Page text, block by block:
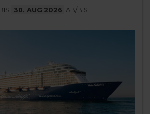
BIS 30. AUG 2026
AB/BIS